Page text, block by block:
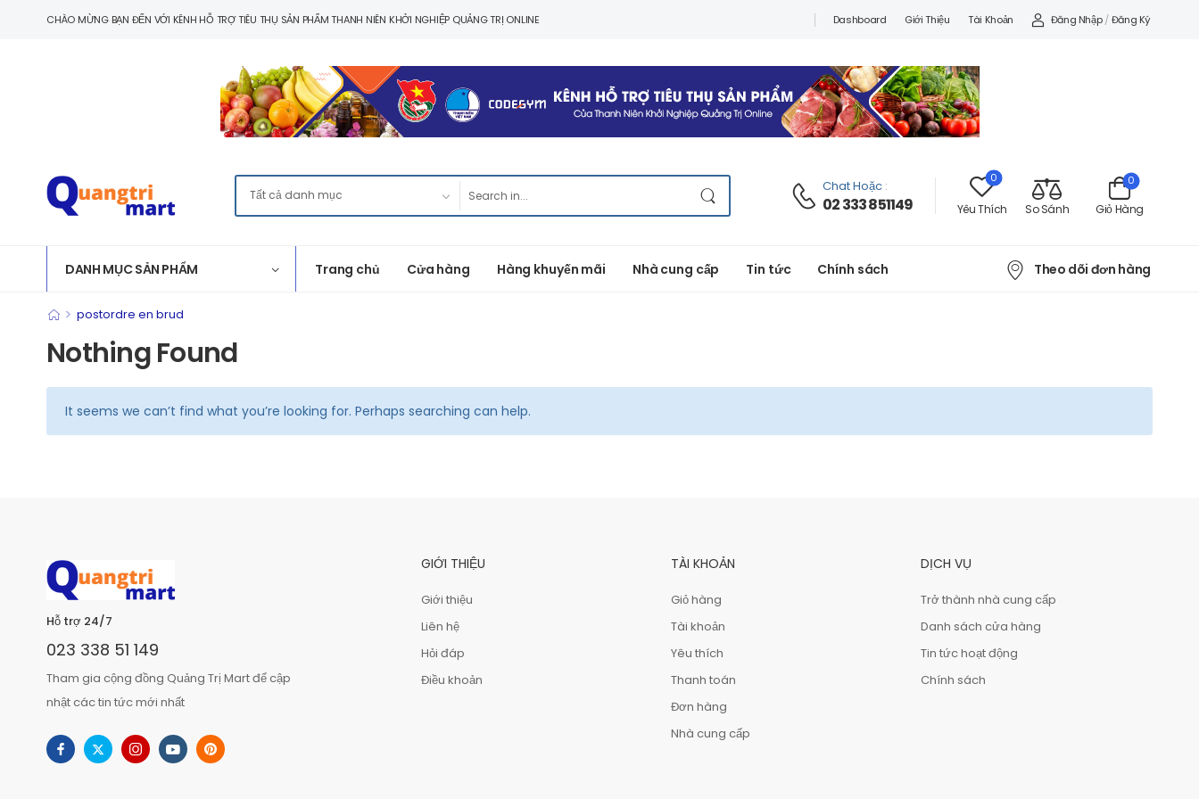
CHÀO MỪNG BẠN ĐẾN VỚI KÊNH HỖ TRỢ TIÊU THỤ SẢN PHẨM THANH NIÊN KHỞI NGHIỆP QUẢNG TRỊ ONLINE Dashboard Giới Thiệu Tài Khoản Đăng Nhập / Đăng Ký
Chat Hoặc :
02 333 851149
0
Yêu Thích So Sánh Giỏ Hàng
0
DANH MỤC SẢN PHẨM Trang chủ Cửa hàng Hàng khuyến mãi Nhà cung cấp Tin tức Chính sách Theo dõi đơn hàng
> postordre en brud
Nothing Found
It seems we can’t find what you’re looking for. Perhaps searching can help.
Hỗ trợ 24/7
023 338 51 149
Tham gia cộng đồng Quảng Trị Mart để cập
nhật các tin tức mới nhất
GIỚI THIỆU
Giới thiệu
Liên hệ
Hỏi đáp
Điều khoản
TÀI KHOẢN
Giỏ hàng
Tài khoản
Yêu thích
Thanh toán
Đơn hàng
Nhà cung cấp
DỊCH VỤ
Trở thành nhà cung cấp
Danh sách cửa hàng
Tin tức hoạt động
Chính sách